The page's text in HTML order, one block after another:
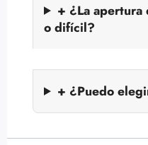
+ ¿La apertura
o difícil?
+ ¿Puedo